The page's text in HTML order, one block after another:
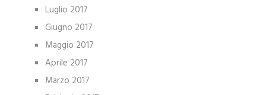
Luglio 2017
Giugno 2017
Maggio 2017
Aprile 2017
Marzo 2017